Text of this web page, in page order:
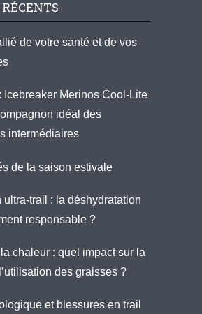
de votre santé et de vos
Icebreaker Merinos Cool-Lite
idéal des
intermédiaires
de la saison estivale
ultra-trail : la déshydratation
responsable ?
chaleur : quel impact sur la
des graisses ?
et blessures en trail